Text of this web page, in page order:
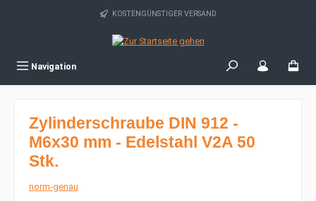
Zum Hauptinhalt springen KOSTENGÜNSTIGER VERSAND
Navigation
Zylinderschraube DIN 912 -
M6x30 mm - Edelstahl V2A 50
Stk.
norm-genau